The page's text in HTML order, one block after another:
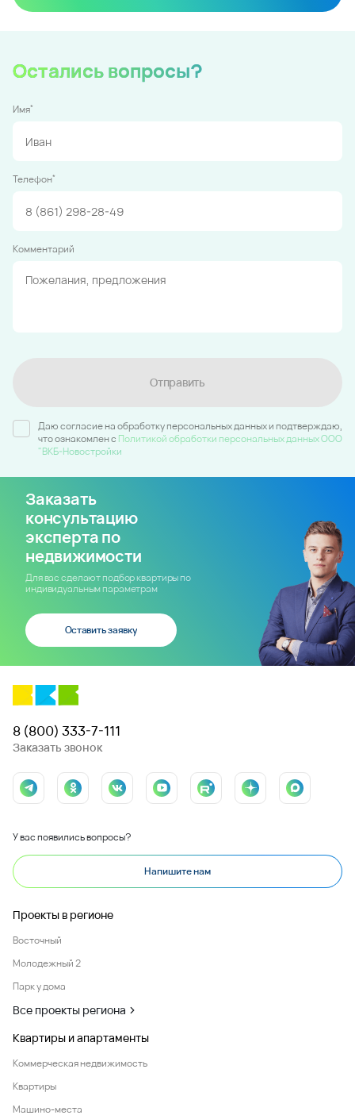
Остались вопросы?
Имя*
Телефон*
Комментарий
Отправить
Даю согласие на обработку персональных данных и подтверждаю,
что ознакомлен c Политикой обработки персональных данных ООО
"ВКБ-Новостройки
Заказать
консультацию
эксперта по
недвижимости
Для вас сделают подбор квартиры по
индивидуальным параметрам
Оставить заявку
8 (800) 333-7-111
Заказать звонок
У вас появились вопросы?
Напишите нам
Проекты в регионе
Восточный
Молодежный 2
Парк у дома
Все проекты региона
Квартиры и апартаменты
Коммерческая недвижимость
Квартиры
Машино-места